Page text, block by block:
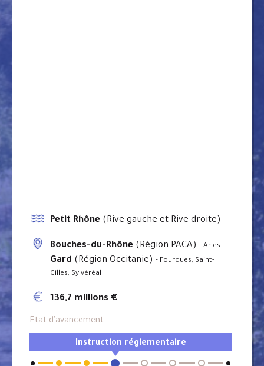
Petit Rhône (Rive gauche et Rive droite)
Bouches-du-Rhône (Région PACA) - Arles
Gard (Région Occitanie) - Fourques, Saint-
Gilles, Sylvéréal
136,7 millions €
Etat d'avancement :
Instruction réglementaire